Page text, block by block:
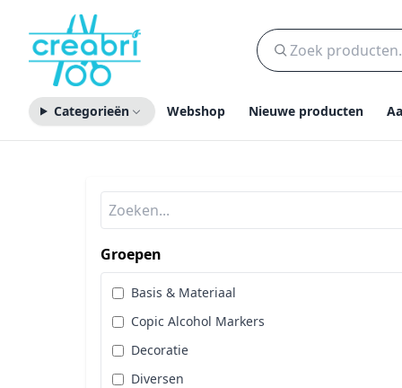
Categorieën Webshop Nieuwe producten
Groepen
Basis & Materiaal
Copic Alcohol Markers
Decoratie
Diversen